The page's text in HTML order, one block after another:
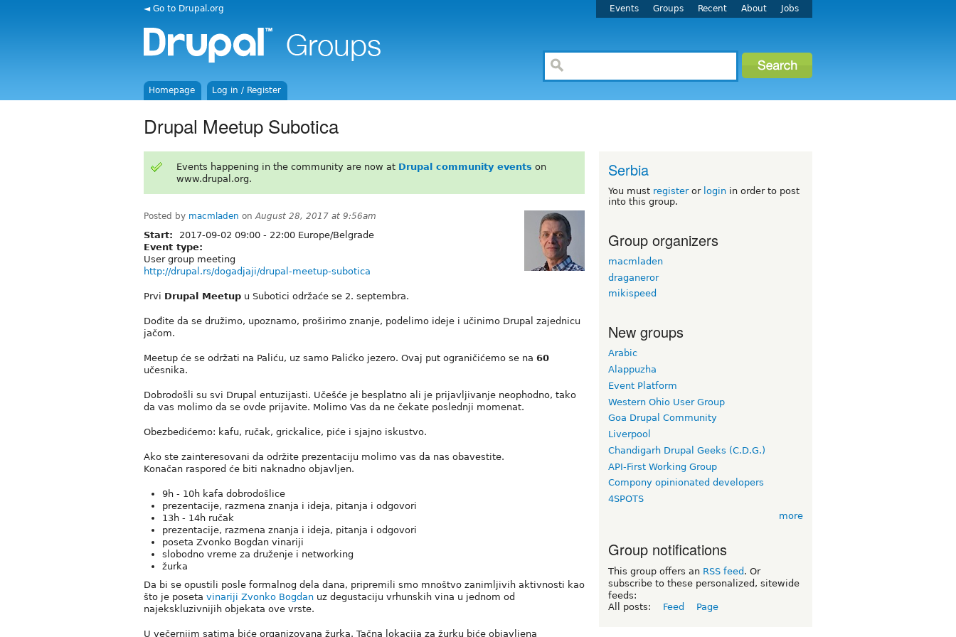
◄ Go to Drupal.org Events Groups Recent About Jobs
Homepage Log in / Register
Drupal Meetup Subotica
Events happening in the community are now at Drupal community events on
www.drupal.org.
Posted by macmladen onAugust 28, 2017 at 9:56am
Start: 2017-09-02 09:00 - 22:00 Europe/Belgrade
Event type:
User group meeting
http://drupal.rs/dogadjaji/drupal-meetup-subotica
Prvi Drupal Meetup u Subotici održaće se 2. septembra.
Dođite da se družimo, upoznamo, proširimo znanje, podelimo ideje i učinimo Drupal zajednicu
jačom.
Meetup će se održati na Paliću, uz samo Palićko jezero. Ovaj put ograničićemo se na 60
učesnika.
Dobrodošli su svi Drupal entuzijasti. Učešće je besplatno ali je prijavljivanje neophodno, tako
da vas molimo da se ovde prijavite. Molimo Vas da ne čekate poslednji momenat.
Obezbedićemo: kafu, ručak, grickalice, piće i sjajno iskustvo.
Ako ste zainteresovani da održite prezentaciju molimo vas da nas obavestite.
Konačan raspored će biti naknadno objavljen.
9h - 10h kafa dobrodošlice
prezentacije, razmena znanja i ideja, pitanja i odgovori
13h - 14h ručak
prezentacije, razmena znanja i ideja, pitanja i odgovori
poseta Zvonko Bogdan vinariji
slobodno vreme za druženje i networking
žurka
Da bi se opustili posle formalnog dela dana, pripremili smo mnoštvo zanimljivih aktivnosti kao
što je poseta vinariji Zvonko Bogdan uz degustaciju vrhunskih vina u jednom od
najekskluzivnijih objekata ove vrste.
U večernjim satima biće organizovana žurka. Tačna lokacija za žurku biće objavljena
Serbia
You must registeror login in order to post
into this group.
Group organizers
macmladen
draganeror
mikispeed
New groups
Arabic
Alappuzha
Event Platform
Western Ohio User Group
Goa Drupal Community
Liverpool
Chandigarh Drupal Geeks (C.D.G.)
API-First Working Group
Compony opinionated developers
4SPOTS
more
Group notifications
This group offers an RSS feed . Or
subscribe to these personalized, sitewide
feeds:
All posts:
Feed Page